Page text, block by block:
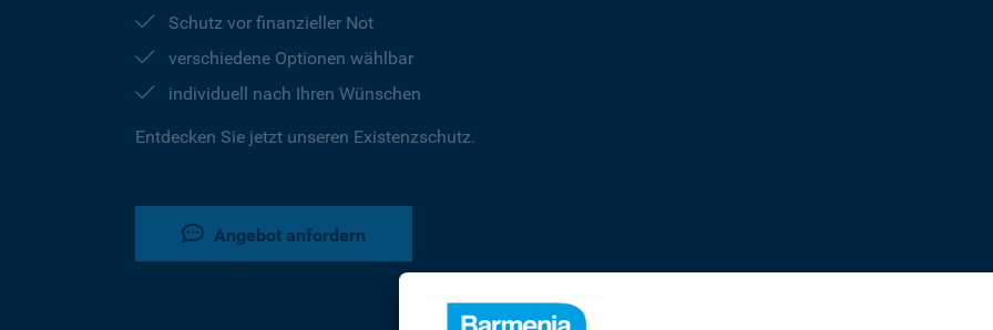
Schutz vor finanzieller Not
verschiedene Optionen wählbar
individuell nach Ihren Wünschen
Entdecken Sie jetzt unseren Existenzschutz.
Angebot anfordern